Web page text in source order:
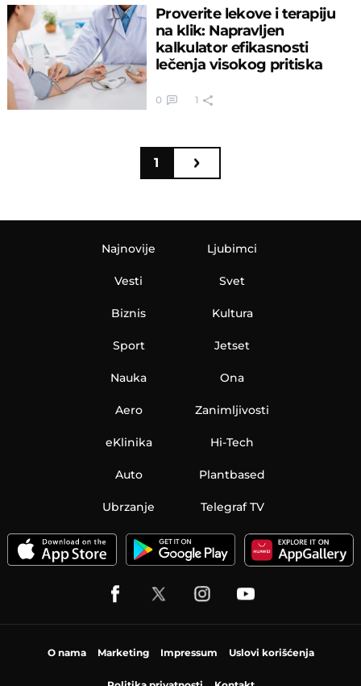
Proverite lekove i terapiju
na klik: Napravljen
kalkulator efikasnosti
lečenja visokog pritiska
0 1
1
Najnovije
Vesti
Biznis
Sport
Nauka
Aero
Ljubimci
Svet
Kultura
Jetset
Ona
Zanimljivosti
eKlinika Hi-Tech
Auto Plantbased
Ubrzanje Telegraf TV
O nama Marketing Impressum Uslovi korišćenja